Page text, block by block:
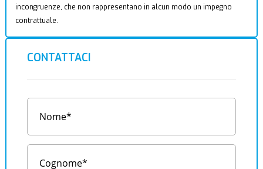
incongruenze, che non rappresentano in alcun modo un impegno
contrattuale.
CONTATTACI